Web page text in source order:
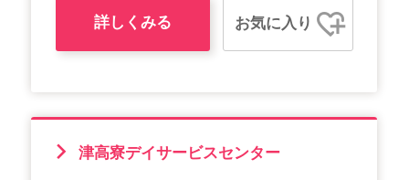
詳しくみる お気に入り
津高寮デイサービスセンター